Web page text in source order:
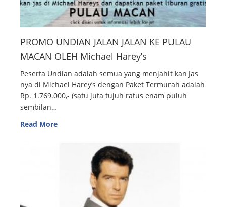
PROMO UNDIAN JALAN JALAN KE PULAU
MACAN OLEH Michael Harey’s
Peserta Undian adalah semua yang menjahit kan Jas
nya di Michael Harey’s dengan Paket Termurah adalah
Rp. 1.769.000,- (satu juta tujuh ratus enam puluh
sembilan…
Read More